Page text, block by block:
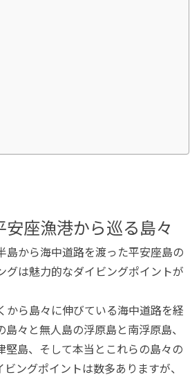
座漁港から巡る島々
島から海中道路を渡った平安座島の
は魅力的なダイビングポイントが
ら島々に伸びている海中道路を経
々と無人島の浮原島と南浮原島、
島、そして本当とこれらの島々の
ングポイントは数多ありますが、